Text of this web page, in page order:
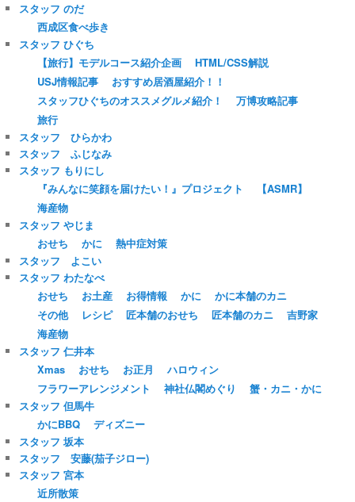
スタッフ のだ
西成区食べ歩き
スタッフ ひぐち
【旅行】モデルコース紹介企画
HTML/CSS解説
USJ情報記事
おすすめ居酒屋紹介！！
スタッフひぐちのオススメグルメ紹介！
万博攻略記事
旅行
スタッフ ひらかわ
スタッフ ふじなみ
スタッフ もりにし
『みんなに笑顔を届けたい！』プロジェクト
【ASMR】
海産物
スタッフ やじま
おせち
かに
熱中症対策
スタッフ よこい
スタッフ わたなべ
おせち
お土産 お得情報 かに
かに本舗のカニ
その他
レシピ 匠本舗のおせち 匠本舗のカニ
吉野家
海産物
スタッフ 仁井本
Xmas
おせち お正月
ハロウィン
フラワーアレンジメント
神社仏閣めぐり
蟹・カニ・かに
スタッフ 但馬牛
かにBBQ
ディズニー
スタッフ 坂本
スタッフ 安藤(茄子ジロー)
スタッフ 宮本
近所散策